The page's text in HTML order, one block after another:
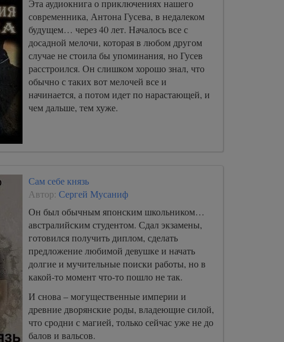
Эта аудиокнига о приключениях нашего
современника, Антона Гусева, в недалеком
будущем… через 40 лет. Началось все с
досадной мелочи, которая в любом другом
случае не стоила бы упоминания, но Гусев
расстроился. Он слишком хорошо знал, что
обычно с таких вот мелочей все и
начинается, а потом идет по нарастающей, и
чем дальше, тем хуже.
Сам себе князь
Автор: Сергей Мусаниф
Он был обычным японским школьником…
австралийским студентом. Сдал экзамены,
готовился получить диплом, сделать
предложение любимой девушке и начать
долгие и мучительные поиски работы, но в
какой-то момент что-то пошло не так.
И снова – могущественные империи и
древние дворянские роды, владеющие силой,
что сродни с магией, только сейчас уже не до
балов и вальсов.